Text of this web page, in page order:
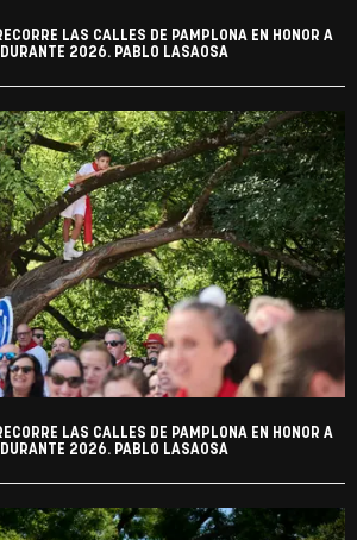
LAS CALLES DE PAMPLONA EN HONOR A
2026. PABLO LASAOSA
LAS CALLES DE PAMPLONA EN HONOR A
2026. PABLO LASAOSA